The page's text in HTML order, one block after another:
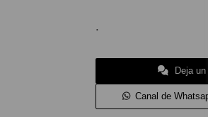
.
Deja un
Canal de